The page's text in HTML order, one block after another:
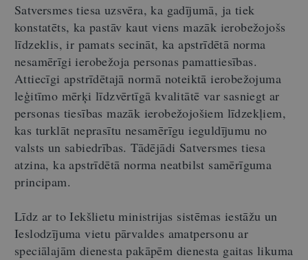
Satversmes tiesa uzsvēra, ka gadījumā, ja tiek
konstatēts, ka pastāv kaut viens mazāk ierobežojošs
līdzeklis, ir pamats secināt, ka apstrīdētā norma
nesamērīgi ierobežoja personas pamattiesības.
Attiecīgi apstrīdētajā normā noteiktā ierobežojuma
leģitīmo mērķi līdzvērtīgā kvalitātē var sasniegt ar
personas tiesības mazāk ierobežojošiem līdzekļiem,
kas turklāt neprasītu nesamērīgu ieguldījumu no
valsts un sabiedrības. Tādējādi Satversmes tiesa
atzina, ka apstrīdētā norma neatbilst samērīguma
principam.
Līdz ar to Iekšlietu ministrijas sistēmas iestāžu un
Ieslodzījuma vietu pārvaldes amatpersonu ar
speciālajām dienesta pakāpēm dienesta gaitas likuma